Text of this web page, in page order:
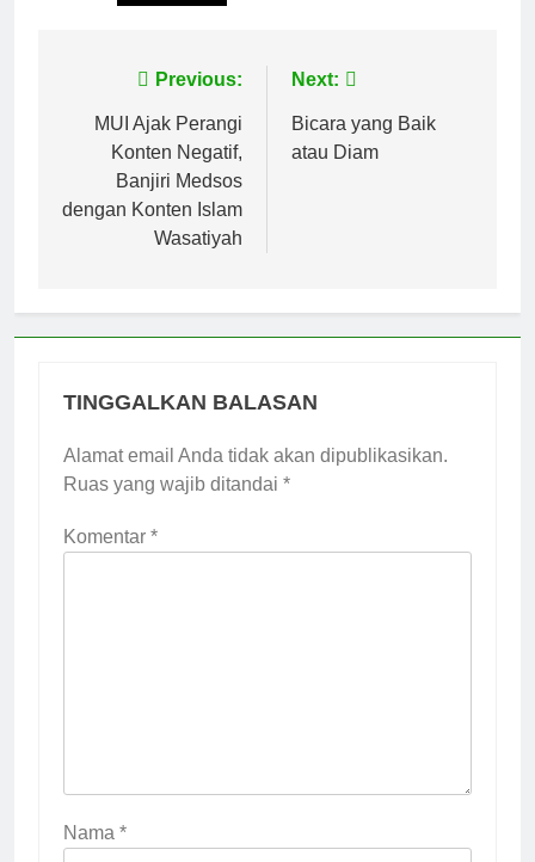
Navigasi
pos
Previous:
MUI Ajak Perangi
Konten Negatif,
Banjiri Medsos
dengan Konten Islam
Wasatiyah
Next:
Bicara yang Baik
atau Diam
TINGGALKAN BALASAN
Alamat email Anda tidak akan dipublikasikan.
Ruas yang wajib ditandai *
Komentar *
Nama *